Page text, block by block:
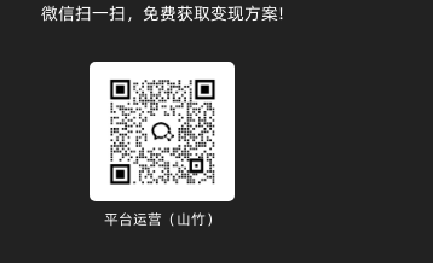
微信扫一扫，免费获取变现方案!
平台运营（山竹）